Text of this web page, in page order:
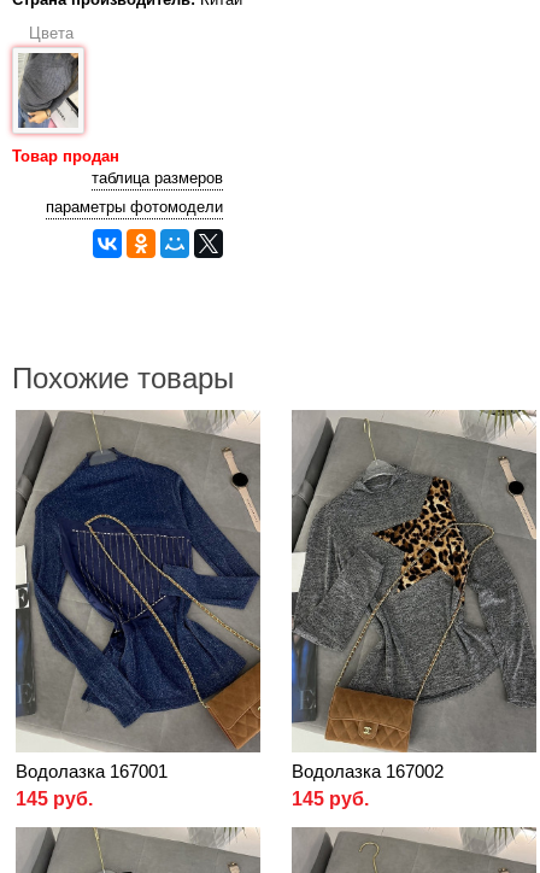
Цвета
Товар продан
таблица размеров
параметры фотомодели
Похожие товары
Водолазка 167001
145 руб.
Водолазка 167002
145 руб.